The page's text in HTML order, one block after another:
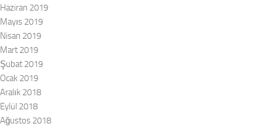
Haziran 2019
Mayıs 2019
Nisan 2019
Mart 2019
Şubat 2019
Ocak 2019
Aralık 2018
Eylül 2018
Ağustos 2018